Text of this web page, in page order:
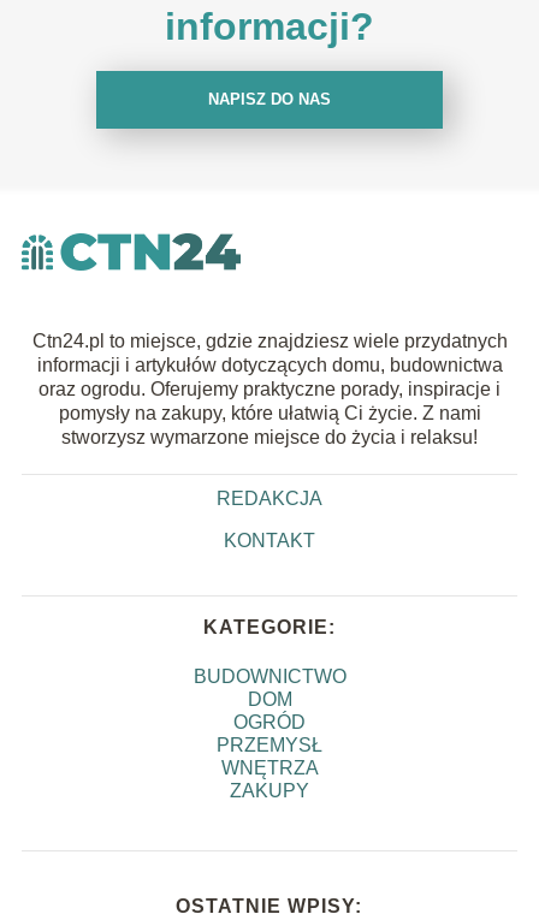
informacji?
NAPISZ DO NAS
Ctn24.pl to miejsce, gdzie znajdziesz wiele przydatnych
informacji i artykułów dotyczących domu, budownictwa
oraz ogrodu. Oferujemy praktyczne porady, inspiracje i
pomysły na zakupy, które ułatwią Ci życie. Z nami
stworzysz wymarzone miejsce do życia i relaksu!
REDAKCJA
KONTAKT
KATEGORIE:
BUDOWNICTWO
DOM
OGRÓD
PRZEMYSŁ
WNĘTRZA
ZAKUPY
OSTATNIE WPISY: